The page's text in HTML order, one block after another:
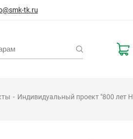
tk.ru
Индивидуальный проект "800 лет